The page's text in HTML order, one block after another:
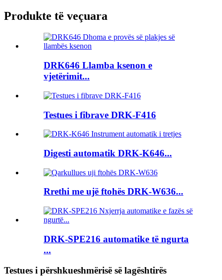
Produkte të veçuara
DRK646 Llamba ksenon e
vjetërimit...
Testues i fibrave DRK-F416
Digesti automatik DRK-K646...
Rrethi me ujë ftohës DRK-W636...
DRK-SPE216 automatike të ngurta
...
Testues i përshkueshmërisë së lagështirës